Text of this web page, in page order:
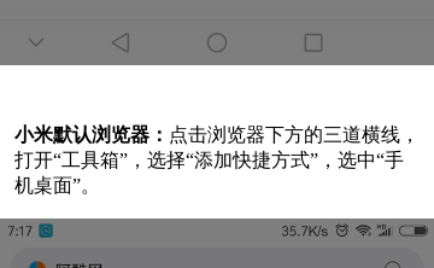
小米默认浏览器： 点击浏览器下方的三道横线，
打开“工具箱”，选择“添加快捷方式”，选中“手
机桌面”。